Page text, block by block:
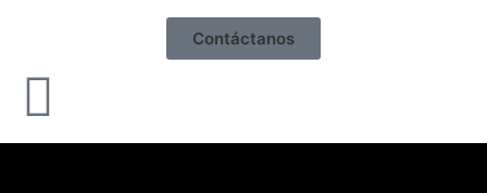
Contáctanos
MINOLTA DIGITAL CAMERA
MINOLTA DIGITAL CAMERA
MINOLTA DIGITAL CAMERA